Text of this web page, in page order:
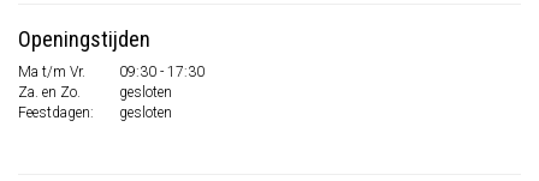
Openingstijden
Ma t/m Vr.
09:30 - 17:30
Za. en Zo.
gesloten
Feestdagen:
gesloten